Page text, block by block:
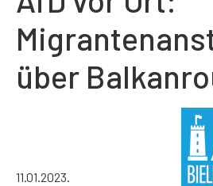
über
11.01.2023.